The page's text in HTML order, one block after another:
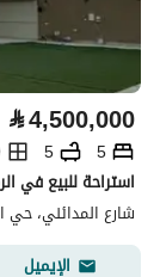
⃁4,500,000
5
5
استراحة للبيع في
شارع المدائني، حي
الإيميل